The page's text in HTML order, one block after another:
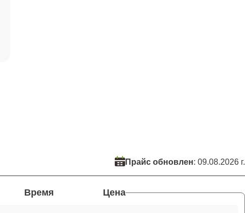
Прайс обновлен: 09.08.2026 г.
Время Цена